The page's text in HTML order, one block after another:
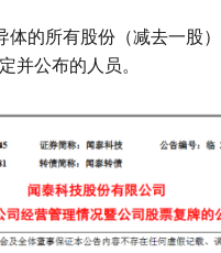
体的所有股份（减去一股
并公布的人员。